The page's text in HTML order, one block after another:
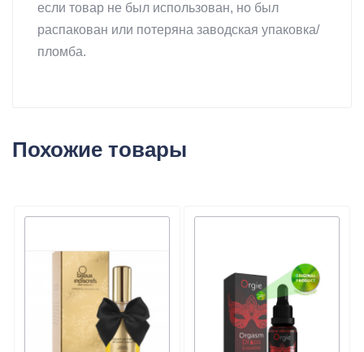
если товар не был использован, но был
распакован или потеряна заводская упаковка/
пломба.
Похожие товары